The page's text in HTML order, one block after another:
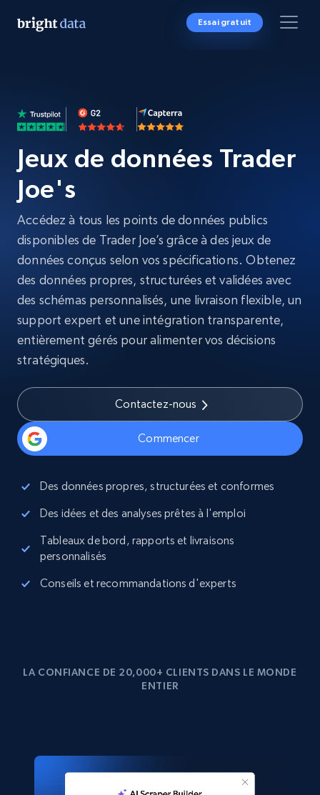
Essai gratuit
Jeux de données Trader
Joe's
Accédez à tous les points de données publics
disponibles de Trader Joe’s grâce à des jeux de
données conçus selon vos spécifications. Obtenez
des données propres, structurées et validées avec
des schémas personnalisés, une livraison flexible, un
support expert et une intégration transparente,
entièrement gérés pour alimenter vos décisions
stratégiques.
Contactez-nous
Commencer
Des données propres, structurées et conformes
Des idées et des analyses prêtes à l'emploi
Tableaux de bord, rapports et livraisons
personnalisés
Conseils et recommandations d'experts
LA CONFIANCE DE 20,000+ CLIENTS DANS LE MONDE
ENTIER